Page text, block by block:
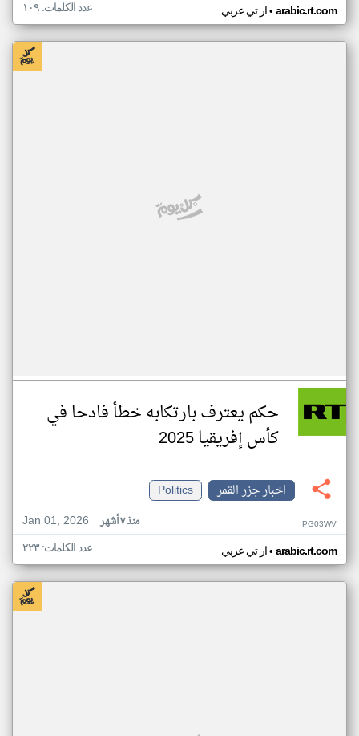
ار تي عربي• arabic.rt.com عدد الكلمات: ١٠٩
حكم يعترف بارتكابه خطأ فادحا في
كأس إفريقيا 2025
اخبار جزر القمر
Politics
Jan 01, 2026
منذ ٧ أشهر PG03WV
ار تي عربي• arabic.rt.com عدد الكلمات: ٢٢٣